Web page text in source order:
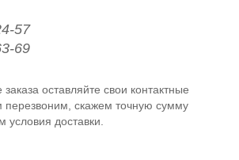
57
69
оставляйте свои контактные
скажем точную сумму
условия доставки.